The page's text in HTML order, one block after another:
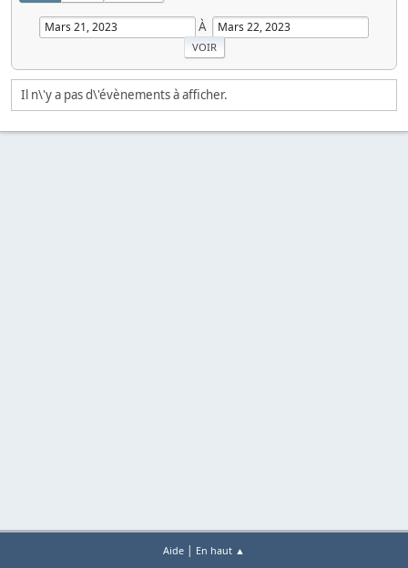
À
Il n\'y a pas d\'évènements à afficher.
Aide | En haut ▲